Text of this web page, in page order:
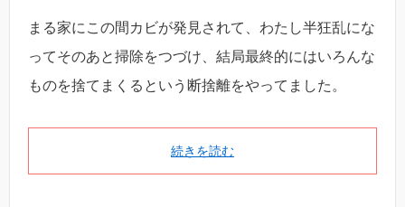
まる家にこの間カビが発見されて、わたし半狂乱にな
ってそのあと掃除をつづけ、結局最終的にはいろんな
ものを捨てまくるという断捨離をやってました。
続きを読む